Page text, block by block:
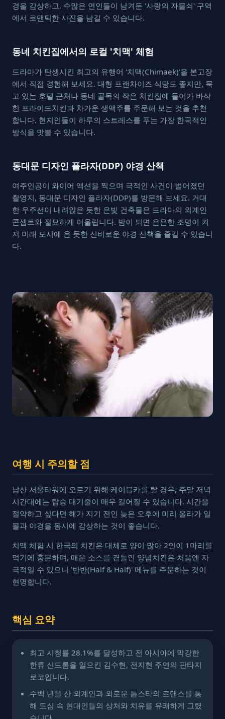
경을 감상하고, 수많은 연인들이 남겨둔 '사랑의 자물쇠' 구역
에서 로맨틱한 사진을 남길 수 있습니다.
동네 치킨집에서의 로컬 '치맥' 체험
드라마가 탄생시킨 최고의 유행어 '치맥(Chimaek)'을 본고장
에서 직접 경험해 보세요. 대형 프랜차이즈 식당도 좋지만, 묵
고 있는 호텔 근처나 동네 골목의 작은 치킨집에 들어가 바삭
한 프라이드치킨과 차가운 생맥주를 주문해 보는 것을 추천
합니다. 현지인들이 하루의 스트레스를 푸는 가장 한국적인
방식을 맛볼 수 있습니다.
동대문 디자인 플라자(DDP) 야경 산책
여주인공이 와이어 액션을 찍으며 극적인 사건이 벌어졌던
촬영지, 동대문 디자인 플라자(DDP)를 방문해 보세요. 거대
한 우주선이 내려앉은 듯한 은빛 건축물은 드라마의 외계인
콘셉트와 절묘하게 어울립니다. 밤이 되면 은은한 조명이 켜
져 미래 도시에 온 듯한 신비로운 야경 산책을 즐길 수 있습니
다.
여행 시 주의할 점
남산 서울타워에 오르기 위해 케이블카를 탈 경우, 주말 저녁
시간대에는 탑승 대기줄이 매우 길어질 수 있습니다. 시간을
절약하고 싶다면 해가 지기 전인 늦은 오후에 미리 올라가 일
몰과 야경을 동시에 감상하는 것이 좋습니다.
치맥 체험 시 한국의 치킨은 대체로 양이 많아 2인이 1마리를
먹기에 충분하며, 매운 소스를 곁들인 양념치킨은 처음엔 자
극적일 수 있으니 '반반(Half & Half)' 메뉴를 주문하는 것이
현명합니다.
핵심 요약
최고 시청률 28.1%를 달성하고 전 아시아에 막강한
한류 신드롬을 일으킨 김수현, 전지현 주연의 판타지
로코입니다.
수백 년을 산 외계인과 외로운 톱스타의 로맨스를 통
해 도심 속 현대인들의 상처와 치유를 유쾌하게 그렸